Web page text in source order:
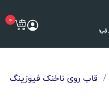
0
قاب روی ناخنک فیوزینگ